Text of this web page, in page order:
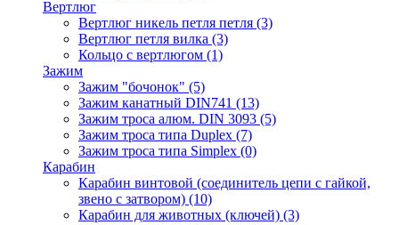
Вертлюг
Вертлюг никель петля петля (3)
Вертлюг петля вилка (3)
Кольцо с вертлюгом (1)
Зажим
Зажим "бочонок" (5)
Зажим канатный DIN741 (13)
Зажим троса алюм. DIN 3093 (5)
Зажим троса типа Duplex (7)
Зажим троса типа Simplex (0)
Карабин
Карабин винтовой (соединитель цепи с гайкой,
звено с затвором) (10)
Карабин для животных (ключей) (3)